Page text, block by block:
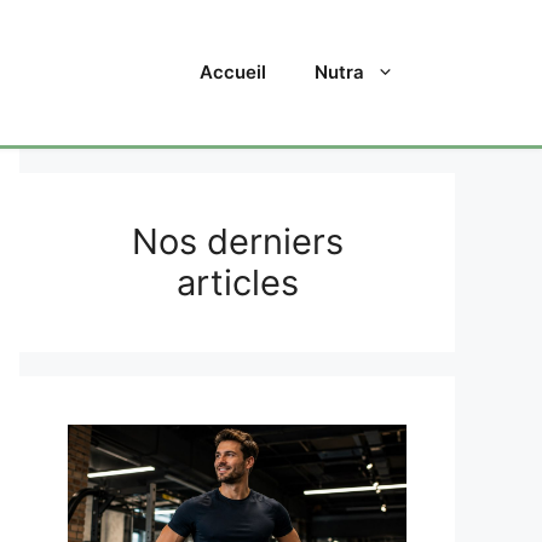
Accueil Nutra
Nos derniers
articles